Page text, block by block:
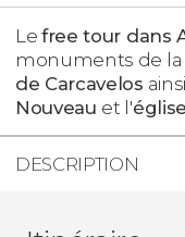
Lefree tour dans
monuments de la
de Carcavelos
Nouveau et l'
DESCRIPTION